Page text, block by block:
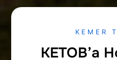
KEMER
KETOB’a